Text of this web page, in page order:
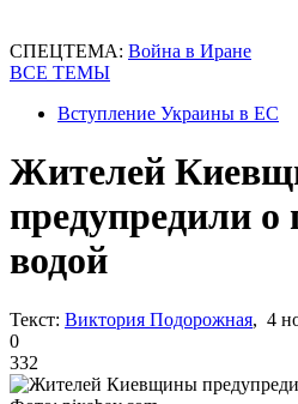
СПЕЦТЕМА: Война в Иране
ВСЕ ТЕМЫ
Вступление Украины в ЕС
Жителей
предупредили о
водой
Текст: Виктория Подорожная, 4
0
332